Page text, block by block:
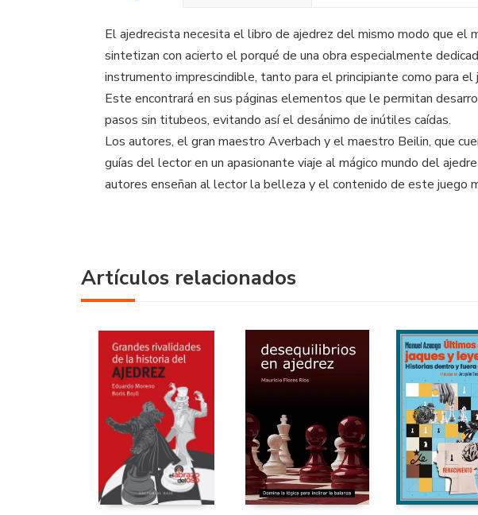
El ajedrecista necesita el libro de ajedrez del mismo modo que
sintetizan con acierto el porqué de una obra especialmente
instrumento imprescindible, tanto para el principiante como para el
Este encontrará en sus páginas elementos que le permitan
pasos sin titubeos, evitando así el desánimo de inútiles caídas.
Los autores, el gran maestro Averbach y el maestro Beilin, que
guías del lector en un apasionante viaje al mágico mundo del
autores enseñan al lector la belleza y el contenido de este juego
Artículos relacionados